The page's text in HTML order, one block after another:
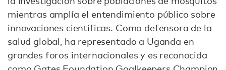
mientras amplía el entendimiento público sobre
innovaciones científicas. Como defensora de la
salud global, ha representado a Uganda en
grandes foros internacionales y es reconocida